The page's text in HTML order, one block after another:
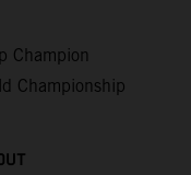
Champion
Championship